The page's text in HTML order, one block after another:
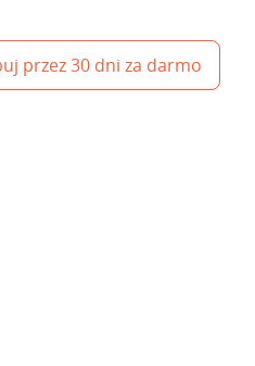
przez 30 dni za darmo